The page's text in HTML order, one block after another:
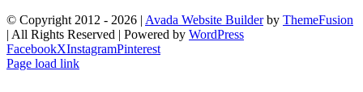
© Copyright 2012 - 2026 | Avada Website Builderby ThemeFusion
| All Rights Reserved | Powered by WordPress
FacebookXInstagramPinterest
Page load link